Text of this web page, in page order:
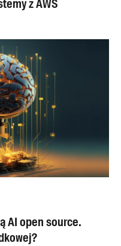
z AWS
AI open source.